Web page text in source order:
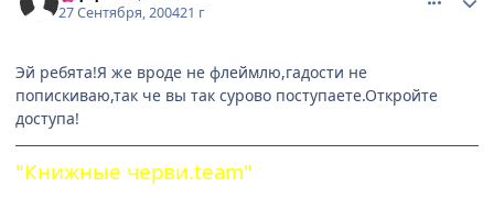
27 Сентября, 200421 г
Эй ребята!Я же вроде не флеймлю,гадости не
попискиваю,так че вы так сурово поступаете.Откройте
доступа!
"Книжные черви.team"